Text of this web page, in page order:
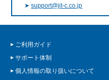
➤support@jit-c.co.jp
ご利用ガイド
サポート体制
個人情報の取り扱いについて